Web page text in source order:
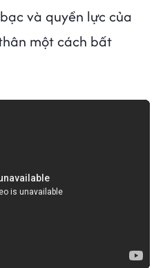
và quyền lực của
một cách bất